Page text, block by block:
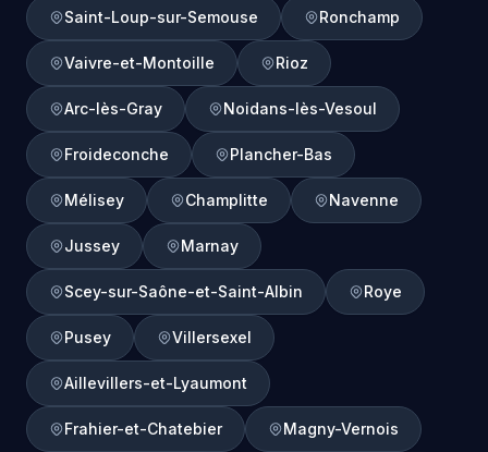
Saint-Loup-sur-Semouse Ronchamp
Vaivre-et-Montoille Rioz
Arc-lès-Gray Noidans-lès-Vesoul
Froideconche Plancher-Bas
Mélisey Champlitte Navenne
Jussey Marnay
Scey-sur-Saône-et-Saint-Albin Roye
Pusey Villersexel
Aillevillers-et-Lyaumont
Frahier-et-Chatebier Magny-Vernois